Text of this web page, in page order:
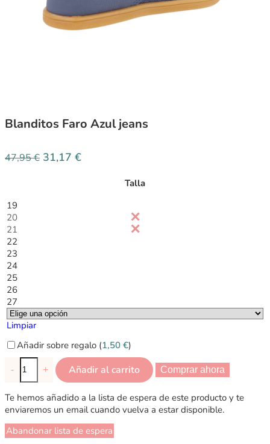
Blanditos Faro Azul jeans
47,95€ 31,17 €
Talla
19
20
21
22
23
24
25
26
27
Limpiar
Añadir sobre regalo (1,50 €)
- + Añadir al carrito Comprar ahora
Te hemos añadido a la lista de espera de este producto y te
enviaremos un email cuando vuelva a estar disponible.
Abandonar lista de espera